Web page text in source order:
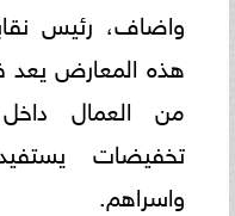
واضاف، رئيس
هذه المعارض
من العمال
تخفيضات
واسراهم.